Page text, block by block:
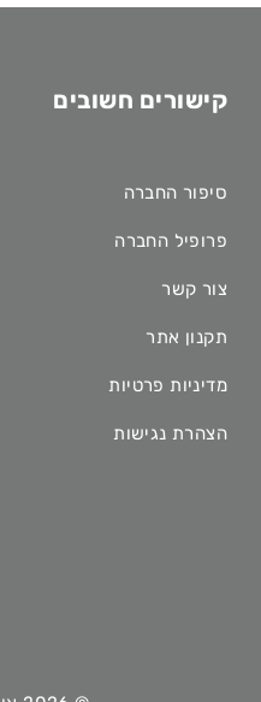
קישורים חשובים
סיפור החברה
פרופיל החברה
צור קשר
תקנון אתר
מדיניות פרטיות
הצהרת נגישות